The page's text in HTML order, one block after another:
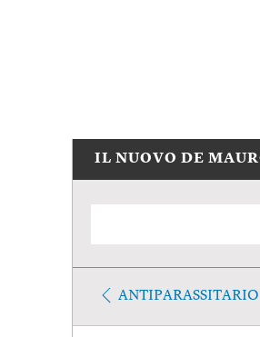
IL NUOVO DE
ANTIPARASSITARIO